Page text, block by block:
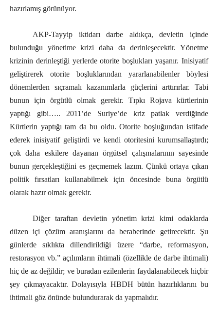
hazırlamış görünüyor.
AKP-Tayyip iktidarı darbe aldıkça, devletin içinde
bulunduğu yönetime krizi daha da derinleşecektir. Yönetme
krizinin derinleştiği yerlerde otorite boşlukları yaşanır. Inisiyatif
geliştirerek otorite boşluklarından yararlanabilenler böylesi
dönemlerden sıçramalı kazanımlarla güçlerini arttırırlar. Tabi
bunun için örgütlü olmak gerekir. Tıpkı Rojava kürtlerinin
yaptığı gibi….. 2011’de Suriye’de kriz patlak verdiğinde
Kürtlerin yaptığı tam da bu oldu. Otorite boşluğundan istifade
ederek inisiyatif geliştirdi ve kendi otoritesini kurumsallaştırdı;
çok daha eskilere dayanan örgütsel çalışmalarının sayesinde
bunun gerçekleştiğini es geçmemek lazım. Çünkü ortaya çıkan
politik fırsatları kullanabilmek için öncesinde buna örgütlü
olarak hazır olmak gerekir.
Diğer taraftan devletin yönetim krizi kimi odaklarda
düzen içi çözüm aranışlarını da beraberinde getirecektir. Şu
günlerde sıklıkta dillendirildiği üzere “darbe, reformasyon,
restorasyon vb.” açılımların ihtimali (özellikle de darbe ihtimali)
hiç de az değildir; ve buradan ezilenlerin faydalanabilecek hiçbir
şey çıkmayacaktır. Dolayısıyla HBDH bütün hazırlıklarını bu
ihtimali göz önünde bulundurarak da yapmalıdır.